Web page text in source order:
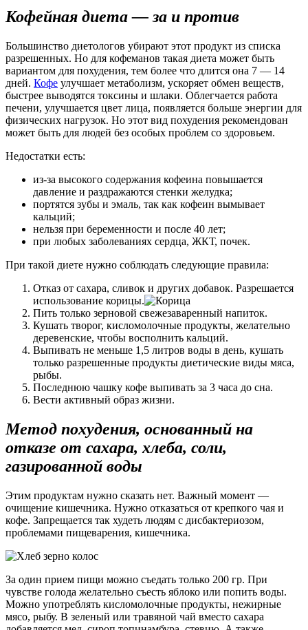
Кофейная диета — за и против
Большинство диетологов убирают этот продукт из списка
разрешенных. Но для кофеманов такая диета может быть
вариантом для похудения, тем более что длится она 7 — 14
дней. Кофе улучшает метаболизм, ускоряет обмен веществ,
быстрее выводятся токсины и шлаки. Облегчается работа
печени, улучшается цвет лица, появляется больше энергии для
физических нагрузок. Но этот вид похудения рекомендован
может быть для людей без особых проблем со здоровьем.
Недостатки есть:
из-за высокого содержания кофеина повышается
давление и раздражаются стенки желудка;
портятся зубы и эмаль, так как кофеин вымывает
кальций;
нельзя при беременности и после 40 лет;
при любых заболеваниях сердца, ЖКТ, почек.
При такой диете нужно соблюдать следующие правила:
Отказ от сахара, сливок и других добавок. Разрешается
использование корицы.
Пить только зерновой свежезаваренный напиток.
Кушать творог, кисломолочные продукты, желательно
деревенские, чтобы восполнить кальций.
Выпивать не меньше 1,5 литров воды в день, кушать
только разрешенные продукты диетические виды мяса,
рыбы.
Последнюю чашку кофе выпивать за 3 часа до сна.
Вести активный образ жизни.
Метод похудения, основанный на
отказе от сахара, хлеба, соли,
газированной воды
Этим продуктам нужно сказать нет. Важный момент —
очищение кишечника. Нужно отказаться от крепкого чая и
кофе. Запрещается так худеть людям с дисбактериозом,
проблемами пищеварения, кишечника.
За один прием пищи можно съедать только 200 гр. При
чувстве голода желательно съесть яблоко или попить воды.
Можно употреблять кисломолочные продукты, нежирные
мясо, рыбу. В зеленый или травяной чай вместо сахара